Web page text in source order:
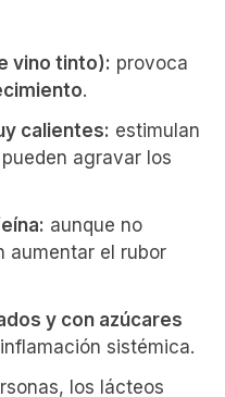
vino tinto): provoca
.
calientes: estimulan
agravar los
aunque no
aumentar el rubor
y con azúcares
sistémica.
los lácteos